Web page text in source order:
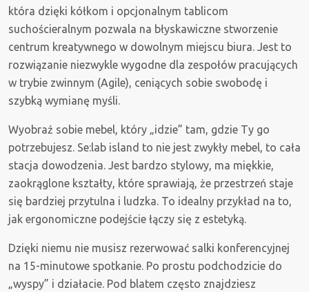
która dzięki kółkom i opcjonalnym tablicom
suchościeralnym pozwala na błyskawiczne stworzenie
centrum kreatywnego w dowolnym miejscu biura. Jest to
rozwiązanie niezwykle wygodne dla zespołów pracujących
w trybie zwinnym (Agile), ceniących sobie swobodę i
szybką wymianę myśli.
Wyobraź sobie mebel, który „idzie” tam, gdzie Ty go
potrzebujesz. Se:lab island to nie jest zwykły mebel, to cała
stacja dowodzenia. Jest bardzo stylowy, ma miękkie,
zaokrąglone kształty, które sprawiają, że przestrzeń staje
się bardziej przytulna i ludzka. To idealny przykład na to,
jak ergonomiczne podejście łączy się z estetyką.
Dzięki niemu nie musisz rezerwować salki konferencyjnej
na 15-minutowe spotkanie. Po prostu podchodzicie do
„wyspy” i działacie. Pod blatem często znajdziesz